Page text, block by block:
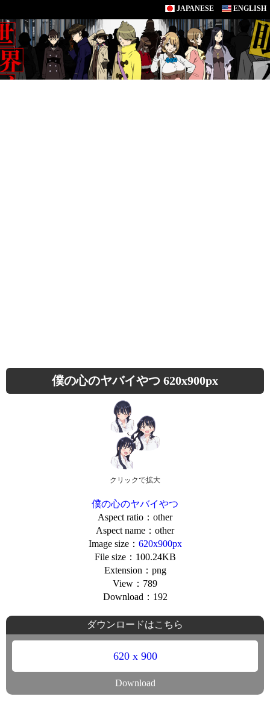
JAPANESE ENGLISH
僕の心のヤバイやつ 620x900px
クリックで拡大
僕の心のヤバイやつ
Aspect ratio：other
Aspect name：other
Image size： 620x900px
File size：100.24KB
Extension：png
View：789
Download：192
ダウンロードはこちら
620 x 900
Download